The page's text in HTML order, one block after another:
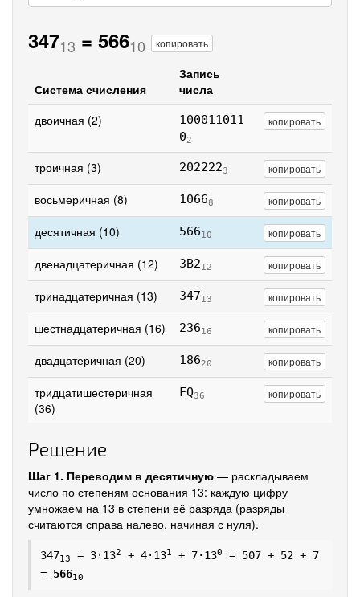
34713 = 56610 копировать
Система счисления
Запись
числа
двоичная (2)
100011011
02
копировать
троичная (3) 2022223 копировать
восьмеричная (8) 10668 копировать
десятичная (10) 56610 копировать
двенадцатеричная (12) 3B212 копировать
тринадцатеричная (13) 34713 копировать
шестнадцатеричная (16) 23616 копировать
двадцатеричная (20) 18620 копировать
тридцатишестеричная
(36)
FQ36 копировать
Решение
Шаг 1. Переводим в десятичную — раскладываем
число по степеням основания 13: каждую цифру
умножаем на 13 в степени её разряда (разряды
считаются справа налево, начиная с нуля).
34713 = 3·132 + 4·131 + 7·130
= 507 + 52 + 7
= 56610